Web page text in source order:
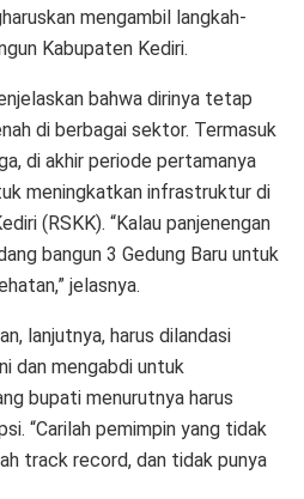
mengambil langkah-
Kabupaten Kediri.
bahwa dirinya tetap
di berbagai sektor. Termasuk
di akhir periode pertamanya
meningkatkan infrastruktur di
(RSKK). “Kalau panjenengan
bangun 3 Gedung Baru untuk
jelasnya.
lanjutnya, harus dilandasi
dan mengabdi untuk
bupati menurutnya harus
“Carilah pemimpin yang tidak
track record, dan tidak punya